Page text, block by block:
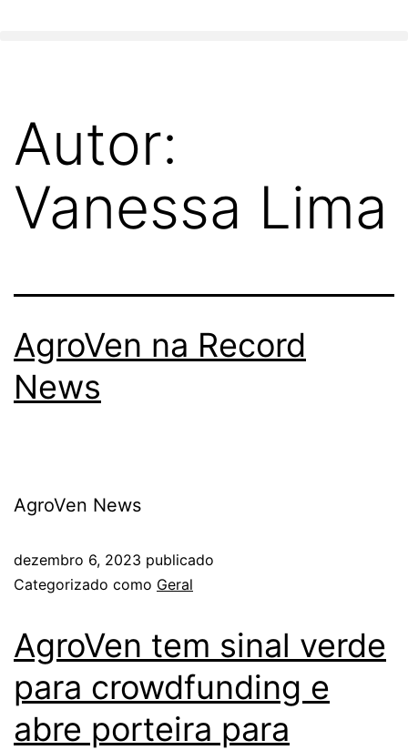
Autor:
Vanessa Lima
AgroVen na Record
News
AgroVen News
dezembro 6, 2023 publicado
Categorizado como Geral
AgroVen tem sinal verde
para crowdfunding e
abre porteira para